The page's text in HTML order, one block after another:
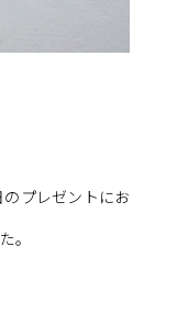
プレゼントにお
。